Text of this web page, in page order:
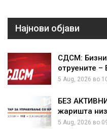
Најнови објави
СДСМ:
отруените
5 Aug, 2026 во
БЕЗ
жаришта
5 Aug, 2026 во